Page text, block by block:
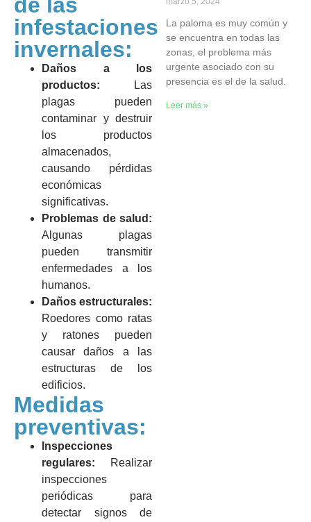
infestaciones
invernales:
Daños a los
productos: Las
plagas pueden
contaminar y destruir
los productos
almacenados,
causando pérdidas
económicas
significativas.
Problemas de salud:
Algunas plagas
pueden transmitir
enfermedades a los
humanos.
Daños estructurales:
Roedores como ratas
y ratones pueden
causar daños a las
estructuras de los
edificios.
Medidas
preventivas:
Inspecciones
regulares: Realizar
inspecciones
periódicas para
detectar signos de
La paloma es muy común y
se encuentra en todas las
zonas, el problema más
urgente asociado con su
presencia es el de la salud.
Leer más »